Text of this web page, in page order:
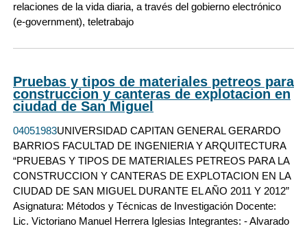
relaciones de la vida diaria, a través del gobierno electrónico
(e-government), teletrabajo
Pruebas y tipos de materiales petreos para
construccion y canteras de explotacion en
ciudad de San Miguel
04051983UNIVERSIDAD CAPITAN GENERAL GERARDO
BARRIOS FACULTAD DE INGENIERIA Y ARQUITECTURA
“PRUEBAS Y TIPOS DE MATERIALES PETREOS PARA LA
CONSTRUCCION Y CANTERAS DE EXPLOTACION EN LA
CIUDAD DE SAN MIGUEL DURANTE EL AÑO 2011 Y 2012”
Asignatura: Métodos y Técnicas de Investigación Docente:
Lic. Victoriano Manuel Herrera Iglesias Integrantes: - Alvarado